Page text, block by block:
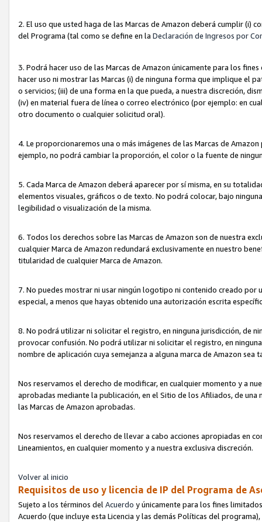
2. El uso que usted haga de las Marcas de Amazon deberá cumplir (i)
del Programa (tal como se define en la Declaración de Ingresos por
3. Podrá hacer uso de las Marcas de Amazon únicamente para los
hacer uso ni mostrar las Marcas (i) de ninguna forma que implique el
o servicios; (iii) de una forma en la que pueda, a nuestra discreción,
(iv) en material fuera de línea o correo electrónico (por ejemplo: en
otro documento o cualquier solicitud oral).
4. Le proporcionaremos una o más imágenes de las Marcas de
ejemplo, no podrá cambiar la proporción, el color o la fuente de
5. Cada Marca de Amazon deberá aparecer por sí misma, en su
elementos visuales, gráficos o de texto. No podrá colocar, bajo
legibilidad o visualización de la misma.
6. Todos los derechos sobre las Marcas de Amazon son de nuestra
cualquier Marca de Amazon redundará exclusivamente en nuestro
titularidad de cualquier Marca de Amazon.
7. No puedes mostrar ni usar ningún logotipo ni contenido creado por
especial, a menos que hayas obtenido una autorización escrita
8. No podrá utilizar ni solicitar el registro, en ninguna jurisdicción, de
provocar confusión. No podrá utilizar ni solicitar el registro, en
nombre de aplicación cuya semejanza a alguna marca de Amazon
Nos reservamos el derecho de modificar, en cualquier momento y a
aprobadas mediante la publicación, en el Sitio de los Afiliados, de
las Marcas de Amazon aprobadas.
Nos reservamos el derecho de llevar a cabo acciones apropiadas en
Lineamientos, en cualquier momento y a nuestra exclusiva discreción.
Volver al inicio
Requisitos de uso y licencia de IP del Programa de
Sujeto a los términos del Acuerdo y únicamente para los fines
Acuerdo (que incluye esta Licencia y las demás Políticas del